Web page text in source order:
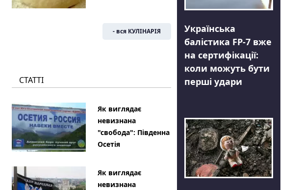
- вся КУЛІНАРІЯ
СТАТТІ
Як виглядає
невизнана
"свобода": Південна
Осетія
Як виглядає
невизнана
Українська
балістика FP-7 вже
на сертифікації:
коли можуть бути
перші удари